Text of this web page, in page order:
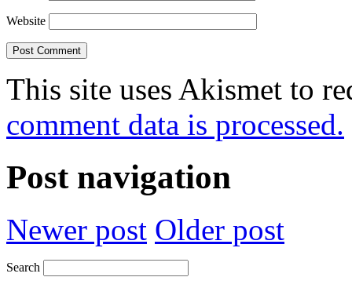
Website
This site uses Akismet to
comment data is processed.
Post navigation
Newer post Older post
Search